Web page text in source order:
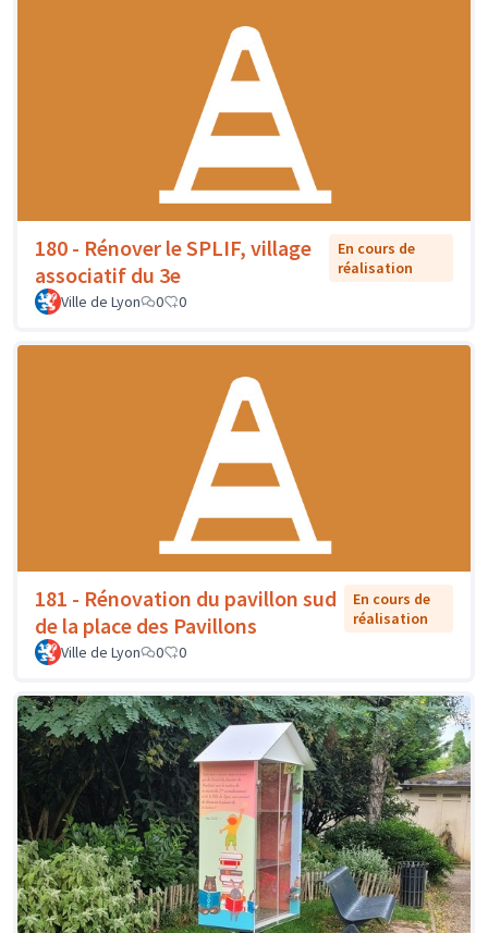
180 - Rénover le SPLIF, village
associatif du 3e
En cours de
réalisation
Ville de Lyon
0 0
181 - Rénovation du pavillon sud
de la place des Pavillons
En cours de
réalisation
Ville de Lyon
0 0